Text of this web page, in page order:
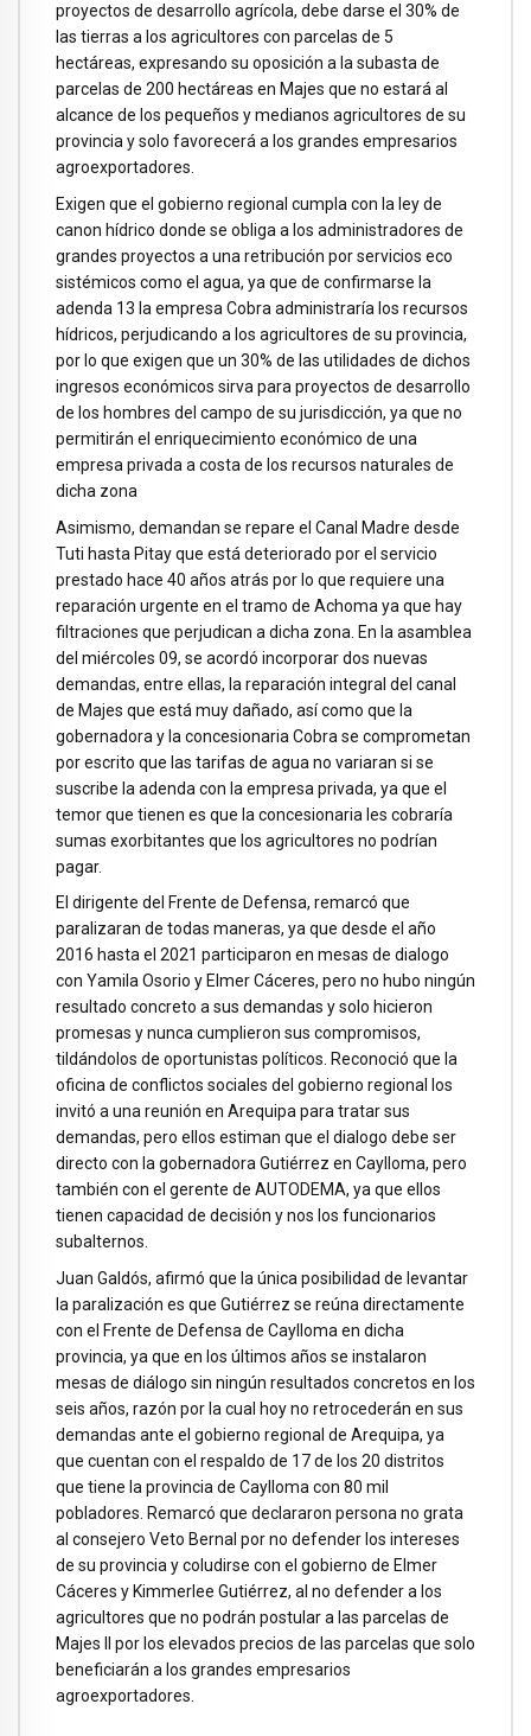
proyectos de desarrollo agrícola, debe darse el 30% de
las tierras a los agricultores con parcelas de 5
hectáreas, expresando su oposición a la subasta de
parcelas de 200 hectáreas en Majes que no estará al
alcance de los pequeños y medianos agricultores de su
provincia y solo favorecerá a los grandes empresarios
agroexportadores.
Exigen que el gobierno regional cumpla con la ley de
canon hídrico donde se obliga a los administradores de
grandes proyectos a una retribución por servicios eco
sistémicos como el agua, ya que de confirmarse la
adenda 13 la empresa Cobra administraría los recursos
hídricos, perjudicando a los agricultores de su provincia,
por lo que exigen que un 30% de las utilidades de dichos
ingresos económicos sirva para proyectos de desarrollo
de los hombres del campo de su jurisdicción, ya que no
permitirán el enriquecimiento económico de una
empresa privada a costa de los recursos naturales de
dicha zona
Asimismo, demandan se repare el Canal Madre desde
Tuti hasta Pitay que está deteriorado por el servicio
prestado hace 40 años atrás por lo que requiere una
reparación urgente en el tramo de Achoma ya que hay
filtraciones que perjudican a dicha zona. En la asamblea
del miércoles 09, se acordó incorporar dos nuevas
demandas, entre ellas, la reparación integral del canal
de Majes que está muy dañado, así como que la
gobernadora y la concesionaria Cobra se comprometan
por escrito que las tarifas de agua no variaran si se
suscribe la adenda con la empresa privada, ya que el
temor que tienen es que la concesionaria les cobraría
sumas exorbitantes que los agricultores no podrían
pagar.
El dirigente del Frente de Defensa, remarcó que
paralizaran de todas maneras, ya que desde el año
2016 hasta el 2021 participaron en mesas de dialogo
con Yamila Osorio y Elmer Cáceres, pero no hubo ningún
resultado concreto a sus demandas y solo hicieron
promesas y nunca cumplieron sus compromisos,
tildándolos de oportunistas políticos. Reconoció que la
oficina de conflictos sociales del gobierno regional los
invitó a una reunión en Arequipa para tratar sus
demandas, pero ellos estiman que el dialogo debe ser
directo con la gobernadora Gutiérrez en Caylloma, pero
también con el gerente de AUTODEMA, ya que ellos
tienen capacidad de decisión y nos los funcionarios
subalternos.
Juan Galdós, afirmó que la única posibilidad de levantar
la paralización es que Gutiérrez se reúna directamente
con el Frente de Defensa de Caylloma en dicha
provincia, ya que en los últimos años se instalaron
mesas de diálogo sin ningún resultados concretos en los
seis años, razón por la cual hoy no retrocederán en sus
demandas ante el gobierno regional de Arequipa, ya
que cuentan con el respaldo de 17 de los 20 distritos
que tiene la provincia de Caylloma con 80 mil
pobladores. Remarcó que declararon persona no grata
al consejero Veto Bernal por no defender los intereses
de su provincia y coludirse con el gobierno de Elmer
Cáceres y Kimmerlee Gutiérrez, al no defender a los
agricultores que no podrán postular a las parcelas de
Majes II por los elevados precios de las parcelas que solo
beneficiarán a los grandes empresarios
agroexportadores.